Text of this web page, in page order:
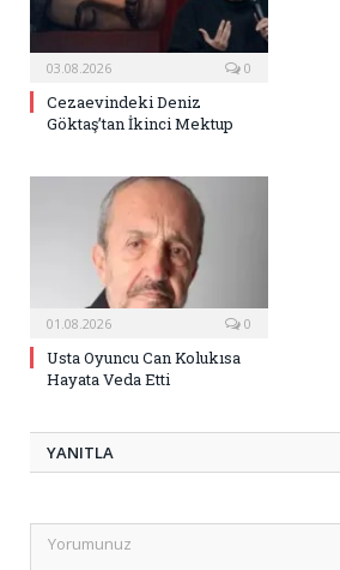
03.08.2026 0
Cezaevindeki Deniz
Göktaş’tan İkinci Mektup
01.08.2026 0
Usta Oyuncu Can Kolukısa
Hayata Veda Etti
YANITLA